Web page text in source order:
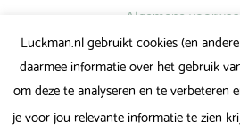
Algemene
Privacy
Veel gestelde
Luckman.nl gebruikt cookies (en
daarmee informatie over het gebruik
om deze te analyseren en te verbeteren
je voor jou relevante informatie te zien